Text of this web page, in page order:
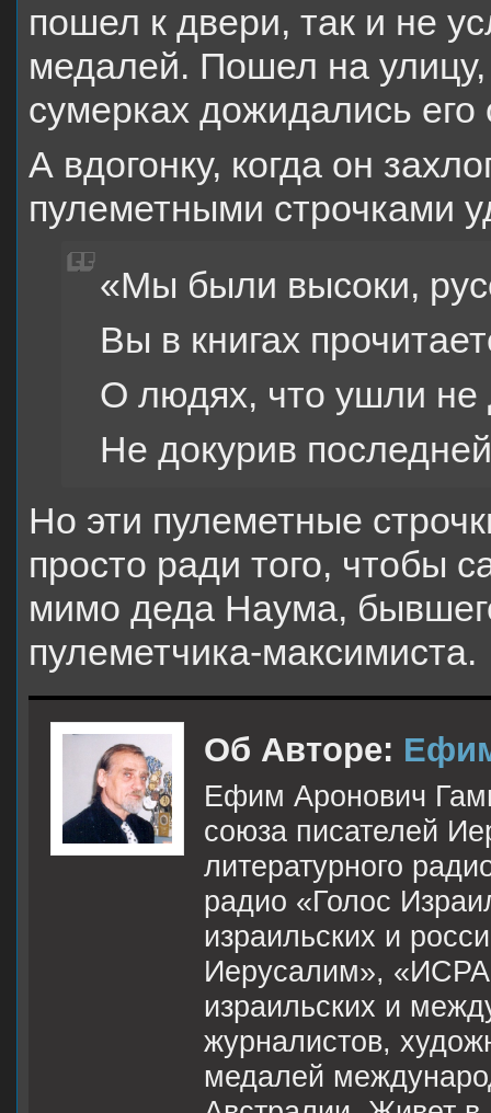
пошел к двери, так и не
медалей. Пошел на
сумерках дожидались
А вдогонку, когда он
пулеметными строчками
«Мы были высоки,
Вы в книгах
О людях, что ушли не
Не докурив
Но эти пулеметные
просто ради того, чтобы
мимо деда Наума,
пулеметчика-максимиста.
Об Авторе:
Ефим Аронович
союза писателей
литературного
радио «Голос
израильских и
Иерусалим»,
израильских и
журналистов,
медалей